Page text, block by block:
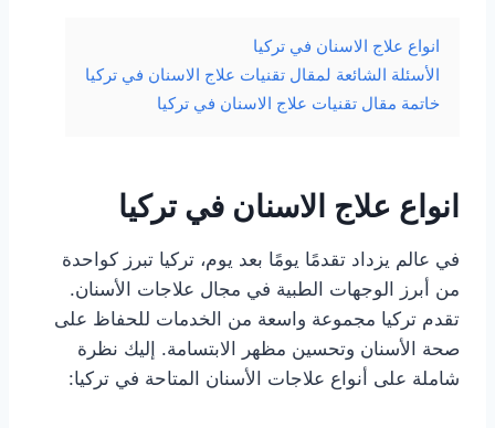
انواع علاج الاسنان في تركيا
الأسئلة الشائعة لمقال تقنيات علاج الاسنان في تركيا
خاتمة مقال تقنيات علاج الاسنان في تركيا
انواع علاج الاسنان في تركيا
في عالم يزداد تقدمًا يومًا بعد يوم، تركيا تبرز كواحدة
من أبرز الوجهات الطبية في مجال علاجات الأسنان.
تقدم تركيا مجموعة واسعة من الخدمات للحفاظ على
صحة الأسنان وتحسين مظهر الابتسامة. إليك نظرة
شاملة على أنواع علاجات الأسنان المتاحة في تركيا: